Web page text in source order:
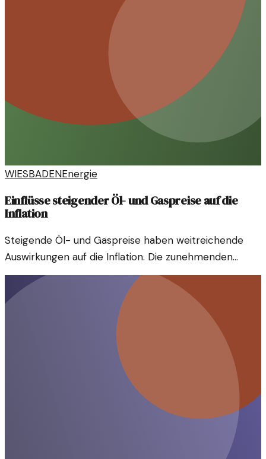
WIESBADENEnergie
Einflüsse steigender Öl- und Gaspreise auf die
Inflation
Steigende Öl- und Gaspreise haben weitreichende
Auswirkungen auf die Inflation. Die zunehmenden
Kosten in der Energiebranche könnten den globalen
Markt erheblich beeinflussen.